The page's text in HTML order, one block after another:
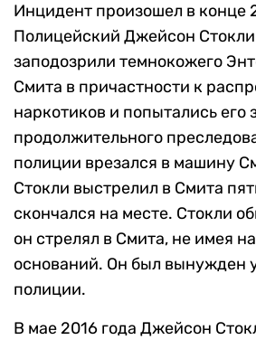
Инцидент произошел в конце
Полицейский Джейсон
заподозрили темнокожего
Смита в причастности к
наркотиков и попытались его
продолжительного
полиции врезался в машину
Стокли выстрелил в Смита
скончался на месте. Стокли
он стрелял в Смита, не имея
оснований. Он был вынужден
полиции.
В мае 2016 года Джейсон